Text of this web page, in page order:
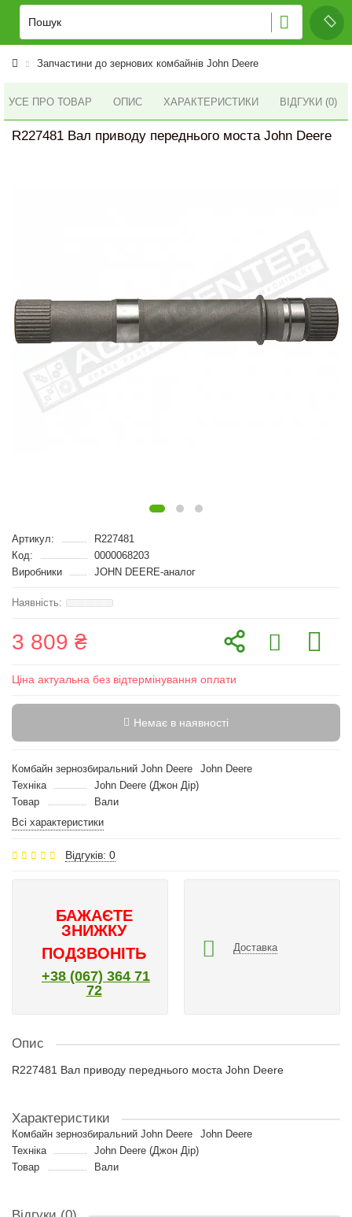
Запчастини до зернових комбайнів John Deere
УСЕ ПРО ТОВАР ОПИС ХАРАКТЕРИСТИКИ ВІДГУКИ (0)
R227481 Вал приводу переднього моста John Deere
Артикул:
R227481
Код:
0000068203
Виробники
JOHN DEERE-аналог
3 809 ₴
Ціна актуальна без відтермінування оплати
Немає в наявності
Комбайн зернозбиральний John Deere
John Deere
Техніка
John Deere (Джон Дір)
Товар
Вали
Всі характеристики
Відгуків: 0
БАЖАЄТЕ
ЗНИЖКУ
ПОДЗВОНІТЬ
+38 (067) 364 71
72
Доставка
Опис
R227481 Вал приводу переднього моста John Deere
Характеристики
Комбайн зернозбиральний John Deere
John Deere
Техніка
John Deere (Джон Дір)
Товар
Вали